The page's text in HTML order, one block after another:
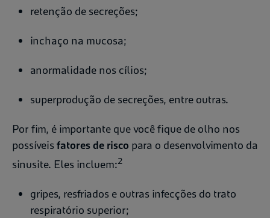
retenção de secreções;
inchaço na mucosa;
anormalidade nos cílios;
superprodução de secreções, entre outras.
Por fim, é importante que você fique de olho nos
possíveisfatores de risco para o desenvolvimento da
sinusite. Eles incluem:2
gripes, resfriados e outras infecções do trato
respiratório superior;